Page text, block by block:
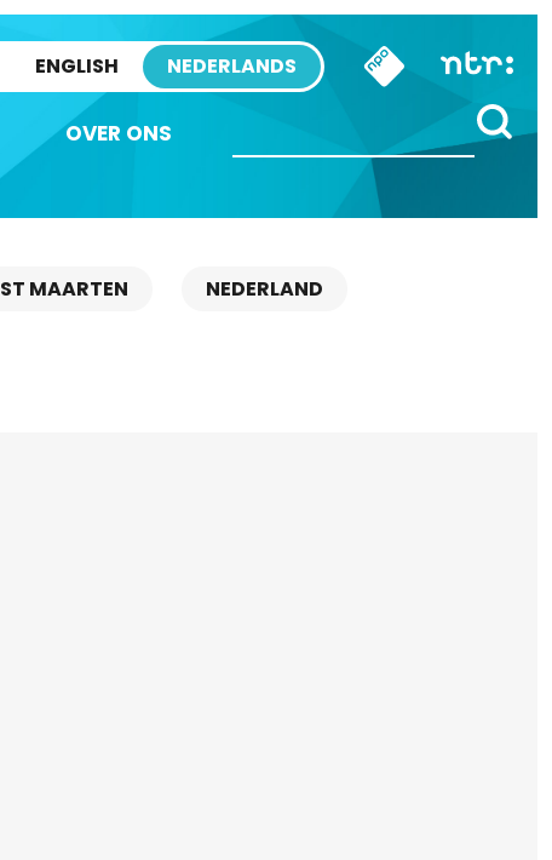
ENGLISH NEDERLANDS
OVER ONS
ST MAARTEN NEDERLAND